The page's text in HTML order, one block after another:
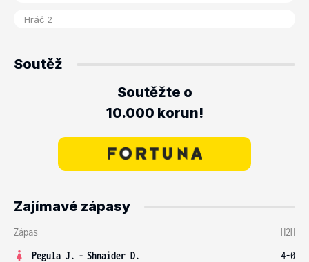
Soutěž
Soutěžte o
10.000 korun!
Zajímavé zápasy
Zápas
H2H
Pegula J. - Shnaider D.
4-0